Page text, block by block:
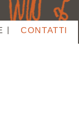
CONTATTI